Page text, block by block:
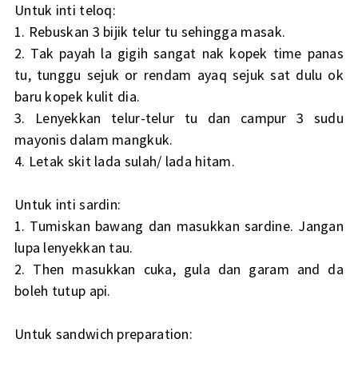
Untuk inti teloq:
1. Rebuskan 3 bijik telur tu sehingga masak.
2. Tak payah la gigih sangat nak kopek time panas
tu, tunggu sejuk or rendam ayaq sejuk sat dulu ok
baru kopek kulit dia.
3. Lenyekkan telur-telur tu dan campur 3 sudu
mayonis dalam mangkuk.
4. Letak skit lada sulah/ lada hitam.
Untuk inti sardin:
1. Tumiskan bawang dan masukkan sardine. Jangan
lupa lenyekkan tau.
2. Then masukkan cuka, gula dan garam and da
boleh tutup api.
Untuk sandwich preparation: